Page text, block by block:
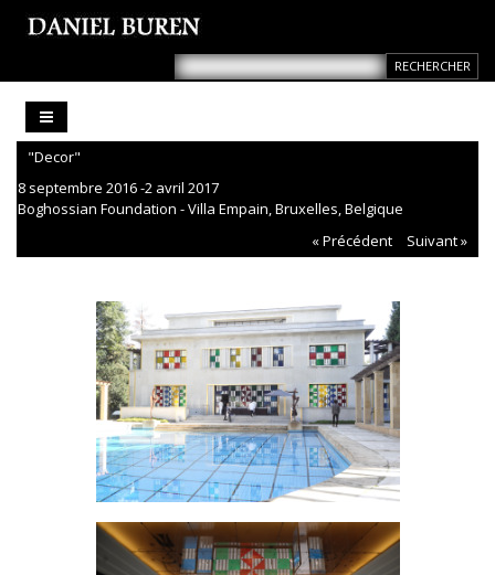
"Decor"
8 septembre 2016 -2 avril 2017
Boghossian Foundation - Villa Empain, Bruxelles, Belgique
« Précédent
Suivant »